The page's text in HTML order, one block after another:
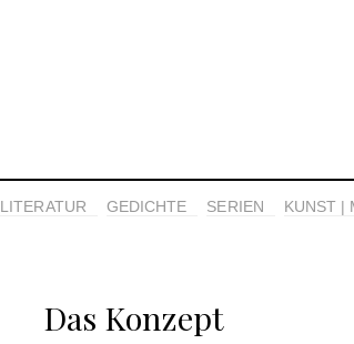
LITERATUR GEDICHTE SERIEN KUNST |
Das Konzept